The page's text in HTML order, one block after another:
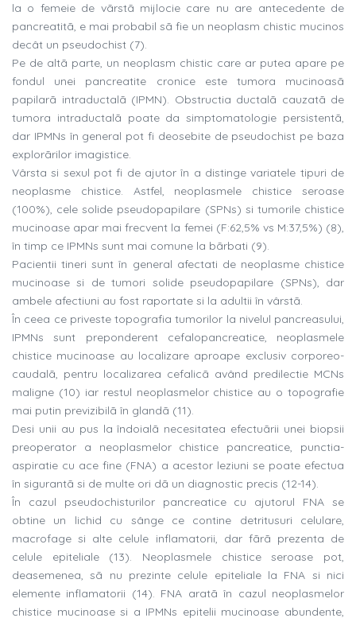
la o femeie de vãrstã mijlocie care nu are antecedente de
pancreatitã, e mai probabil sã fie un neoplasm chistic mucinos
decât un pseudochist (7).
Pe de altã parte, un neoplasm chistic care ar putea apare pe
fondul unei pancreatite cronice este tumora mucinoasã
papilarã intraductalã (IPMN). Obstructia ductalã cauzatã de
tumora intraductalã poate da simptomatologie persistentã,
dar IPMNs în general pot fi deosebite de pseudochist pe baza
explorãrilor imagistice.
Vârsta si sexul pot fi de ajutor în a distinge variatele tipuri de
neoplasme chistice. Astfel, neoplasmele chistice seroase
(100%), cele solide pseudopapilare (SPNs) si tumorile chistice
mucinoase apar mai frecvent la femei (F:62,5% vs M:37,5%) (8),
în timp ce IPMNs sunt mai comune la bãrbati (9).
Pacientii tineri sunt în general afectati de neoplasme chistice
mucinoase si de tumori solide pseudopapilare (SPNs), dar
ambele afectiuni au fost raportate si la adultii în vârstã.
În ceea ce priveste topografia tumorilor la nivelul pancreasului,
IPMNs sunt preponderent cefalopancreatice, neoplasmele
chistice mucinoase au localizare aproape exclusiv corporeo-
caudalã, pentru localizarea cefalicã având predilectie MCNs
maligne (10) iar restul neoplasmelor chistice au o topografie
mai putin previzibilã în glandã (11).
Desi unii au pus la îndoialã necesitatea efectuãrii unei biopsii
preoperator a neoplasmelor chistice pancreatice, punctia-
aspiratie cu ace fine (FNA) a acestor leziuni se poate efectua
în sigurantã si de multe ori dã un diagnostic precis (12-14).
În cazul pseudochisturilor pancreatice cu ajutorul FNA se
obtine un lichid cu sânge ce contine detritusuri celulare,
macrofage si alte celule inflamatorii, dar fãrã prezenta de
celule epiteliale (13). Neoplasmele chistice seroase pot,
deasemenea, sã nu prezinte celule epiteliale la FNA si nici
elemente inflamatorii (14). FNA aratã în cazul neoplasmelor
chistice mucinoase si a IPMNs epitelii mucinoase abundente,